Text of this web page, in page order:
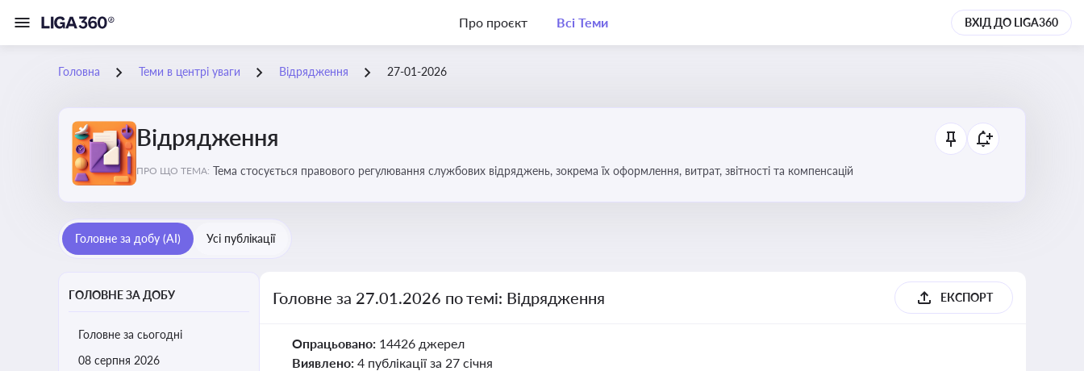
Про проєкт Всі Теми ВХІД ДО LIGA360
Головна Теми в центрі уваги Відрядження 27-01-2026
Відрядження
ПРО ЩО ТЕМА: Тема стосується правового регулювання службових відряджень, зокрема їх оформлення, витрат, звітності та компенсацій
Головне за добу (AI) Усі публікації
ГОЛОВНЕ ЗА ДОБУ
Головне за сьогодні
08 серпня 2026
Головне за 27.01.2026 по темі: Відрядження ЕКСПОРТ
Опрацьовано: 14426 джерел
Виявлено: 4 публікації за 27 січня